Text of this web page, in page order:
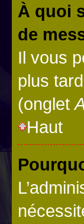
À quoi
de
Il vous
plus
(onglet
Haut